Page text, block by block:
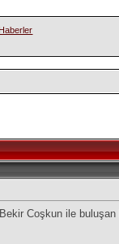
Haberler
Bekir Coşkun ile